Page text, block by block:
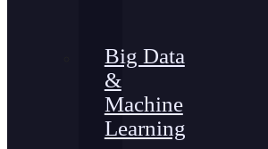
Big Data
&
Machine
Learning